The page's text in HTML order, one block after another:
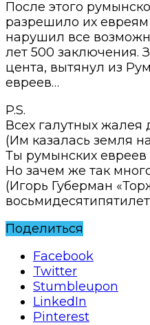
После этого
разрешило их
нарушил все
лет 500 заключения.
цента, вытянул из
евреев…
P.S.
Всех галутных жалея
(Им казалась земля
Ты румынских евреев
Но зачем же так
(Игорь Губерман
Поделиться
Facebook
Twitter
Stumbleupon
LinkedIn
Pinterest